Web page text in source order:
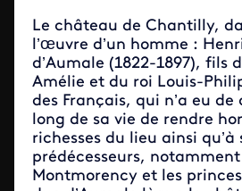
Le château de Chantilly,
l’œuvre d’un homme :
d’Aumale (1822-1897), fils
Amélie et du roi Louis-
des Français, qui n’a eu de
long de sa vie de rendre
richesses du lieu ainsi qu’à
prédécesseurs, notamment
Montmorency et les